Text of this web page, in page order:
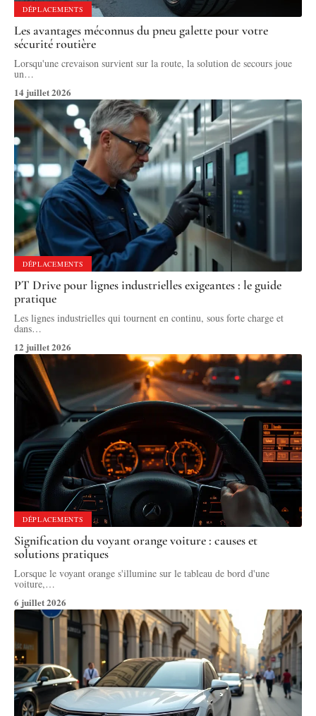
DÉPLACEMENTS
Les avantages méconnus du pneu galette pour votre
sécurité routière
Lorsqu'une crevaison survient sur la route, la solution de secours joue
un…
14 juillet 2026
DÉPLACEMENTS
PT Drive pour lignes industrielles exigeantes : le guide
pratique
Les lignes industrielles qui tournent en continu, sous forte charge et
dans…
12 juillet 2026
DÉPLACEMENTS
Signification du voyant orange voiture : causes et
solutions pratiques
Lorsque le voyant orange s'illumine sur le tableau de bord d'une
voiture,…
6 juillet 2026